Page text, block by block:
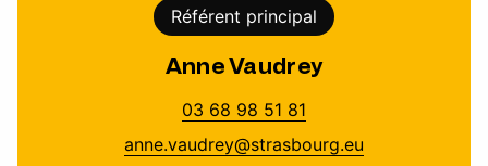
Référent principal
Anne Vaudrey
03 68 98 51 81
anne.vaudrey@strasbourg.eu